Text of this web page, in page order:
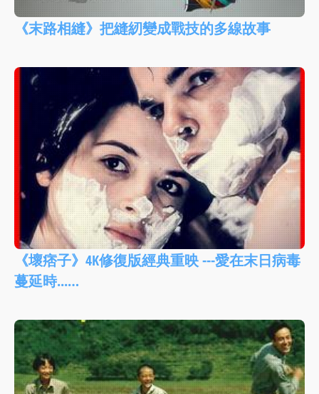
《末路相縫》把縫紉變成戰技的多線故事
《壞痞子》4K修復版經典重映 ---愛在末日病毒
蔓延時...…